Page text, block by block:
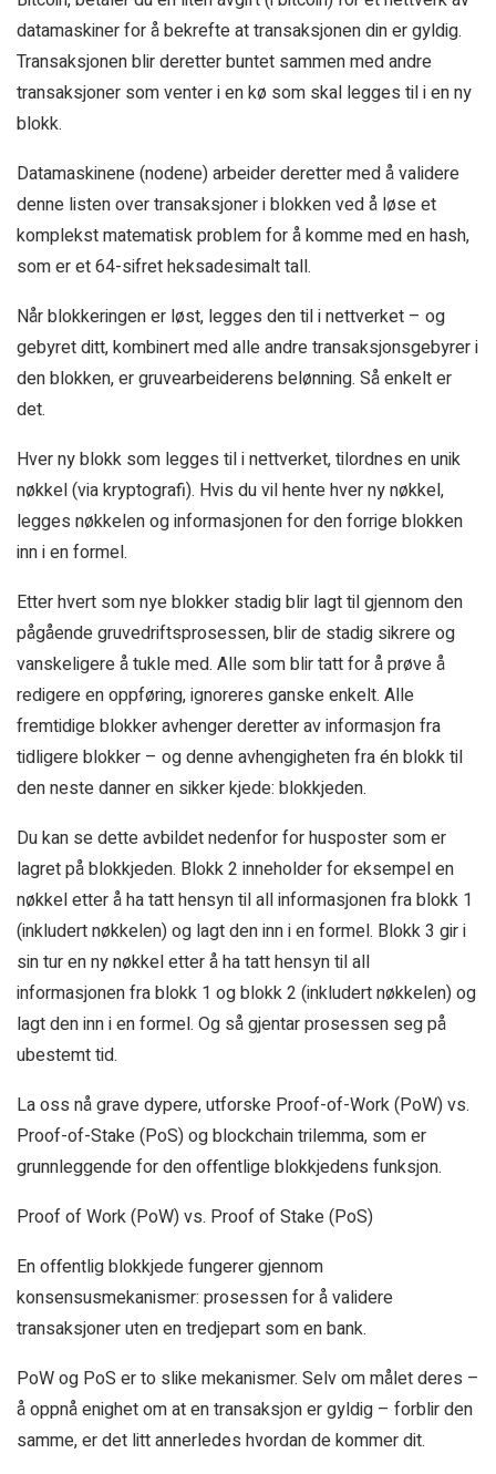
datamaskiner for å bekrefte at transaksjonen din er gyldig.
Transaksjonen blir deretter buntet sammen med andre
transaksjoner som venter i en kø som skal legges til i en ny
blokk.
Datamaskinene (nodene) arbeider deretter med å validere
denne listen over transaksjoner i blokken ved å løse et
komplekst matematisk problem for å komme med en hash,
som er et 64-sifret heksadesimalt tall.
Når blokkeringen er løst, legges den til i nettverket – og
gebyret ditt, kombinert med alle andre transaksjonsgebyrer i
den blokken, er gruvearbeiderens belønning. Så enkelt er
det.
Hver ny blokk som legges til i nettverket, tilordnes en unik
nøkkel (via kryptografi). Hvis du vil hente hver ny nøkkel,
legges nøkkelen og informasjonen for den forrige blokken
inn i en formel.
Etter hvert som nye blokker stadig blir lagt til gjennom den
pågående gruvedriftsprosessen, blir de stadig sikrere og
vanskeligere å tukle med. Alle som blir tatt for å prøve å
redigere en oppføring, ignoreres ganske enkelt. Alle
fremtidige blokker avhenger deretter av informasjon fra
tidligere blokker – og denne avhengigheten fra én blokk til
den neste danner en sikker kjede: blokkjeden.
Du kan se dette avbildet nedenfor for husposter som er
lagret på blokkjeden. Blokk 2 inneholder for eksempel en
nøkkel etter å ha tatt hensyn til all informasjonen fra blokk 1
(inkludert nøkkelen) og lagt den inn i en formel. Blokk 3 gir i
sin tur en ny nøkkel etter å ha tatt hensyn til all
informasjonen fra blokk 1 og blokk 2 (inkludert nøkkelen) og
lagt den inn i en formel. Og så gjentar prosessen seg på
ubestemt tid.
La oss nå grave dypere, utforske Proof-of-Work (PoW) vs.
Proof-of-Stake (PoS) og blockchain trilemma, som er
grunnleggende for den offentlige blokkjedens funksjon.
Proof of Work (PoW) vs. Proof of Stake (PoS)
En offentlig blokkjede fungerer gjennom
konsensusmekanismer: prosessen for å validere
transaksjoner uten en tredjepart som en bank.
PoW og PoS er to slike mekanismer. Selv om målet deres –
å oppnå enighet om at en transaksjon er gyldig – forblir den
samme, er det litt annerledes hvordan de kommer dit.